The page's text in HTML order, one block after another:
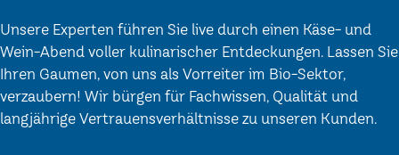
Unsere Experten führen Sie live durch einen Käse- und
Wein-Abend voller kulinarischer Entdeckungen. Lassen Sie
Ihren Gaumen, von uns als Vorreiter im Bio-Sektor,
verzaubern! Wir bürgen für Fachwissen, Qualität und
langjährige Vertrauensverhältnisse zu unseren Kunden.